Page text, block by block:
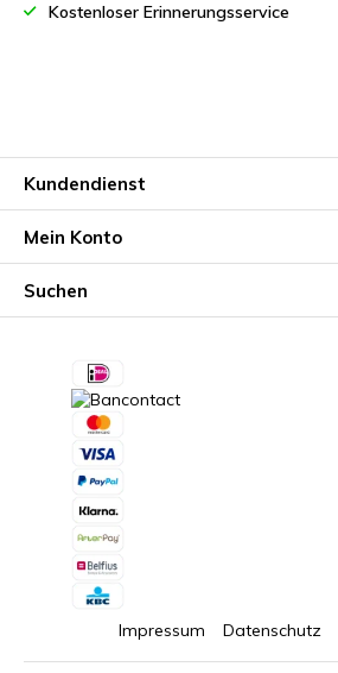
Kostenloser Erinnerungsservice
Kundendienst
Mein Konto
Suchen
Impressum Datenschutz